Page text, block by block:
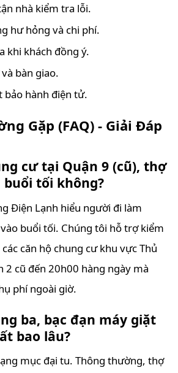
nhà kiểm tra lỗi.
hư hỏng và chi phí.
khi khách đồng ý.
bàn giao.
bảo hành điện tử.
Gặp (FAQ) - Giải Đáp
cư tại Quận 9 (cũ), thợ
tối không?
Điện Lạnh hiểu người đi làm
buổi tối. Chúng tôi hỗ trợ kiểm
căn hộ chung cư khu vực Thủ
2 cũ đến 20h00 hàng ngày mà
phí ngoài giờ.
ba, bạc đạn máy giặt
bao lâu?
mục đại tu. Thông thường, thợ